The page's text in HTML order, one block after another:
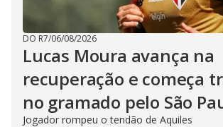
DO R7/06/08/2026
Lucas Moura avança na
recuperação e começa
no gramado pelo São
Jogador rompeu o tendão de Aquiles